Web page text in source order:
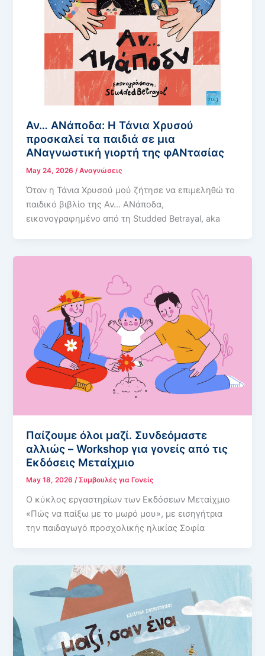
Αν… ΑΝάποδα: Η Τάνια Χρυσού
προσκαλεί τα παιδιά σε μια
ΑΝαγνωστική γιορτή της φΑΝτασίας
May 24, 2026/Αναγνώσεις
Όταν η Τάνια Χρυσού μού ζήτησε να επιμεληθώ το
παιδικό βιβλίο της Αν… ΑΝάποδα,
εικονογραφημένο από τη Studded Betrayal, aka
Παίζουμε όλοι μαζί. Συνδεόμαστε
αλλιώς – Workshop για γονείς από τις
Εκδόσεις Μεταίχμιο
May 18, 2026/Συμβουλές για Γονείς
Ο κύκλος εργαστηρίων των Εκδόσεων Μεταίχμιο
«Πώς να παίξω με το μωρό μου», με εισηγήτρια
την παιδαγωγό προσχολικής ηλικίας Σοφία